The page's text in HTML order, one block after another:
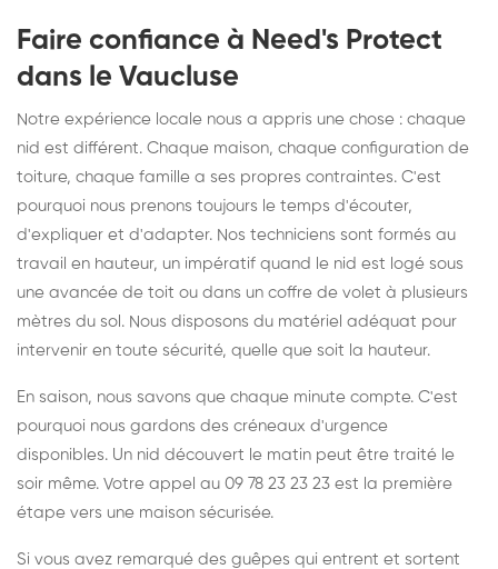
Faire confiance à Need's Protect
dans le Vaucluse
Notre expérience locale nous a appris une chose : chaque
nid est différent. Chaque maison, chaque configuration de
toiture, chaque famille a ses propres contraintes. C'est
pourquoi nous prenons toujours le temps d'écouter,
d'expliquer et d'adapter. Nos techniciens sont formés au
travail en hauteur, un impératif quand le nid est logé sous
une avancée de toit ou dans un coffre de volet à plusieurs
mètres du sol. Nous disposons du matériel adéquat pour
intervenir en toute sécurité, quelle que soit la hauteur.
En saison, nous savons que chaque minute compte. C'est
pourquoi nous gardons des créneaux d'urgence
disponibles. Un nid découvert le matin peut être traité le
soir même. Votre appel au 09 78 23 23 23 est la première
étape vers une maison sécurisée.
Si vous avez remarqué des guêpes qui entrent et sortent